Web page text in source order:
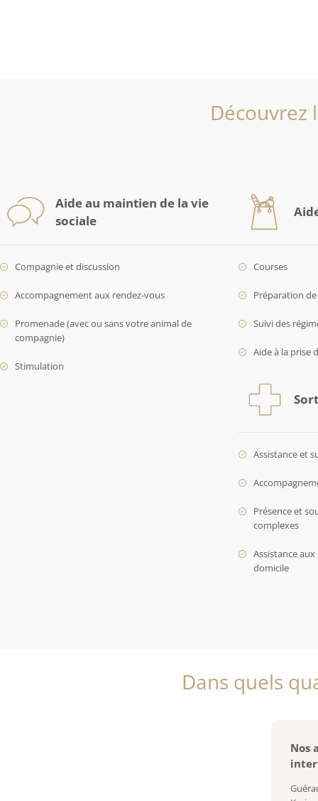
Découvrez
Aide au maintien de la vie
sociale
Compagnie et discussion
Accompagnement aux rendez-vous
Promenade (avec ou sans votre animal de
compagnie)
Stimulation
Courses
Préparation
Suivi des
Aide à la prise
Assistance et
Présence et
complexes
Assistance
domicile
Dans quels
Nos